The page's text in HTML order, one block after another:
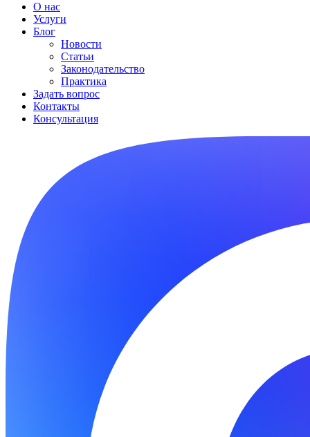
О нас
Услуги
Блог
Новости
Статьи
Законодательство
Практика
Задать вопрос
Контакты
Консультация